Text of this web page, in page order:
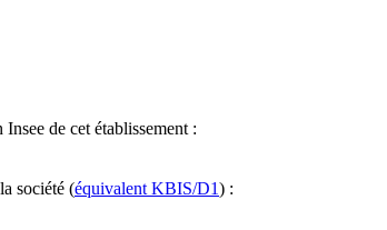
de cet établissement :
société (équivalent KBIS/D1) :